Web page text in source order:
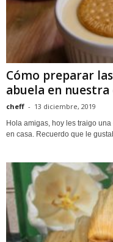
Cómo preparar
abuela en nuestra
cheff - 13 diciembre, 2019
Hola amigas, hoy les traigo
en casa. Recuerdo que le